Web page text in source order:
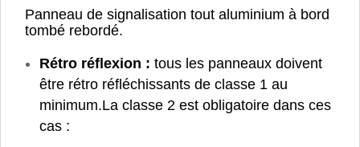
Panneau de signalisation tout aluminium à bord
tombé rebordé.
Rétro réflexion : tous les panneaux doivent
être rétro réfléchissants de classe 1 au
minimum.La classe 2 est obligatoire dans ces
cas :